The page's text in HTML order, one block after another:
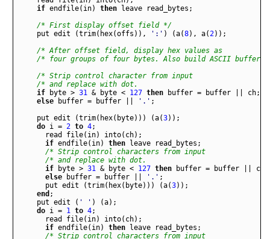
if endfile( in) then leave read bytes ;
/* First display offset field */
put edit (trim( hex(offs )) , ':' ) (a(8) , a(2)) ;
/* After offset field, display hex values as
/* four groups of four bytes. Also build ASCII
/* Strip control character from input
/* and replace with dot.
if
byte > 31 & byte < 127 then buffer = buffer ch;
else
buffer = buffer '.' ;
put edit (trim( hex( byte))) (a(3)) ;
do i = 2 to 4;
read
file( in) into( ch) ;
if endfile( in) then leave read bytes ;
/* Strip control characters from input
/* and replace with dot.
if
byte > 31 & byte < 127 then buffer = buffer ch
else
buffer = buffer '.' ;
put edit (trim( hex( byte))) (a(3)) ;
end ;
put edit ( ' ' ) (a) ;
do i = 1 to 4;
read
file( in) into( ch) ;
if endfile( in) then leave read bytes ;
/* Strip control characters from input